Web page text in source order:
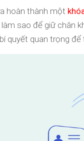
hoàn thành một
sao để giữ chân
quyết quan trọng